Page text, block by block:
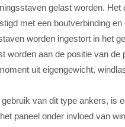
gelast worden. Het
met een boutverbinding
worden ingestort in het
worden aan de positie van
uit eigengewicht,
van dit type ankers, is
paneel onder invloed van